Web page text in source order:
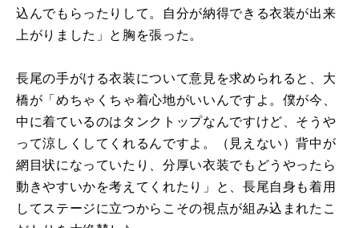
込んでもらったりして。自分が納得できる衣装が出来
上がりました」と胸を張った。
長尾の手がける衣装について意見を求められると、大
橋が「めちゃくちゃ着心地がいいんですよ。僕が今、
中に着ているのはタンクトップなんですけど、そうや
って涼しくしてくれるんですよ。（見えない）背中が
網目状になっていたり、分厚い衣装でもどうやったら
動きやすいかを考えてくれたり」と、長尾自身も着用
してステージに立つからこその視点が組み込まれたこ